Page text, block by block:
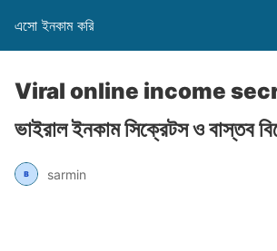
এসো ইনকাম করি
Viral online income
ভাইরাল ইনকাম সিক্রেটস ও বাস্তব
sarmin